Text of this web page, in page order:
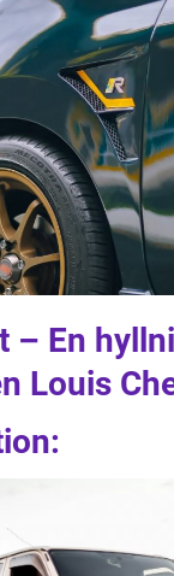
– En
Louis